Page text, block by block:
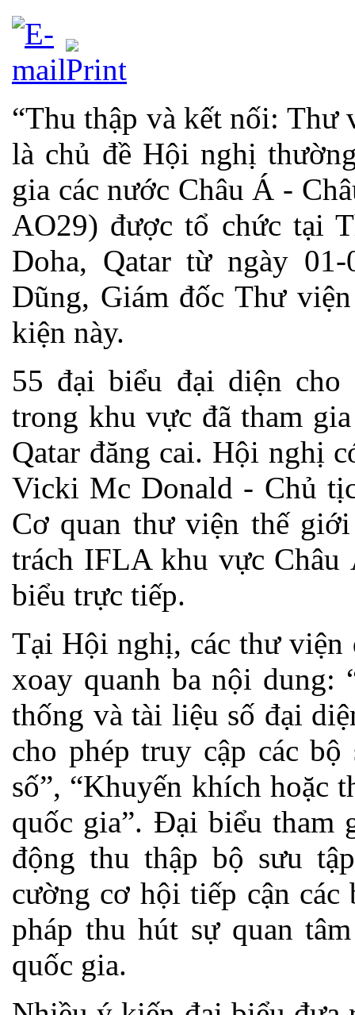
“Thu thập và kết nối: Thư
là chủ đề Hội nghị
gia các nước Châu Á -
AO29) được tổ chức tại
Doha, Qatar từ ngày
Dũng, Giám đốc Thư
kiện này.
55 đại biểu đại diện
trong khu vực đã tham
Qatar đăng cai. Hội nghị
Vicki Mc Donald - Chủ
Cơ quan thư viện thế
trách IFLA khu vực
biểu trực tiếp.
Tại Hội nghị, các thư viện
xoay quanh ba nội dung:
thống và tài liệu số đại
cho phép truy cập các
số”, “Khuyến khích hoặc
quốc gia”. Đại biểu tham
động thu thập bộ sưu
cường cơ hội tiếp cận các
pháp thu hút sự quan
quốc gia.